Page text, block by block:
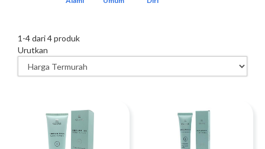
1 -4dari4produk
Urutkan